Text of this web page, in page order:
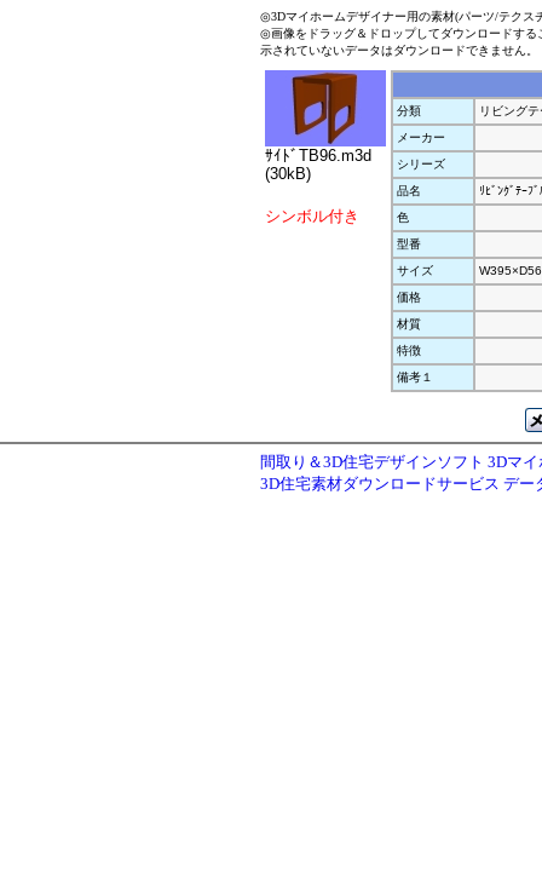
◎3Dマイホームデザイナー用の素材(パーツ/テクス
◎画像をドラッグ＆ドロップしてダウンロードす
示されていないデータはダウンロードできません。
ｻｲﾄﾞTB96.m3d
(30kB)
シンボル付き
分類
リビング
メーカー
シリーズ
品名
ﾘﾋﾞﾝｸﾞﾃｰﾌﾞ
色
型番
サイズ
価格
材質
特徴
備考１
間取り＆3D住宅デザインソフト 3Dマ
3D住宅素材ダウンロードサービス デー